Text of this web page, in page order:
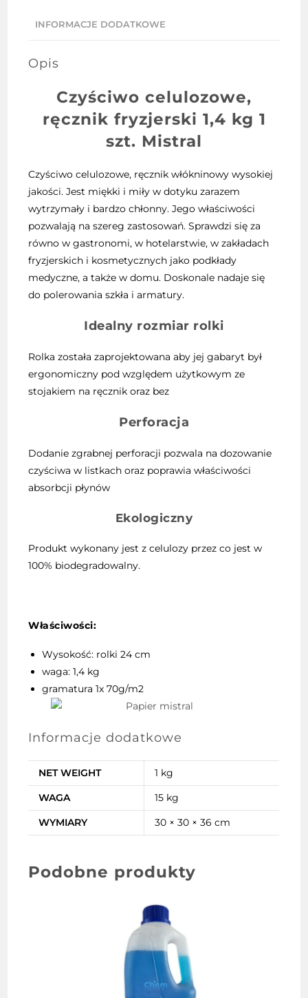
INFORMACJE DODATKOWE
Opis
Czyściwo celulozowe,
ręcznik fryzjerski 1,4 kg 1
szt. Mistral
Czyściwo celulozowe, ręcznik włókninowy wysokiej
jakości. Jest miękki i miły w dotyku zarazem
wytrzymały i bardzo chłonny. Jego właściwości
pozwalają na szereg zastosowań. Sprawdzi się za
równo w gastronomi, w hotelarstwie, w zakładach
fryzjerskich i kosmetycznych jako podkłady
medyczne, a także w domu. Doskonale nadaje się
do polerowania szkła i armatury.
Idealny rozmiar rolki
Rolka została zaprojektowana aby jej gabaryt był
ergonomiczny pod względem użytkowym ze
stojakiem na ręcznik oraz bez
Perforacja
Dodanie zgrabnej perforacji pozwala na dozowanie
czyściwa w listkach oraz poprawia właściwości
absorbcji płynów
Ekologiczny
Produkt wykonany jest z celulozy przez co jest w
100% biodegradowalny.
Właściwości:
Wysokość: rolki 24 cm
waga: 1,4 kg
gramatura 1x 70g/m2
Informacje dodatkowe
NET WEIGHT
1 kg
WAGA
15 kg
WYMIARY
30 × 30 × 36 cm
Podobne produkty